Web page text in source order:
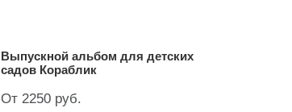
Выпускной альбом для детских
садов Кораблик
От 2250 руб.